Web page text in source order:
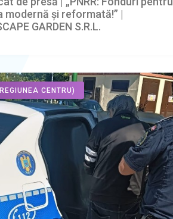
modernă și reformată!” |
GARDEN S.R.L.
CENTRU)